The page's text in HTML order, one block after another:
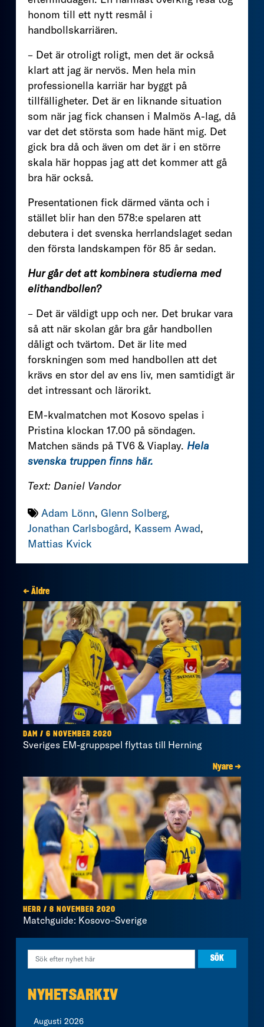
honom till ett nytt resmål i
handbollskarriären.
– Det är otroligt roligt, men det är också
klart att jag är nervös. Men hela min
professionella karriär har byggt på
tillfälligheter. Det är en liknande situation
som när jag fick chansen i Malmös A-lag, då
var det det största som hade hänt mig. Det
gick bra då och även om det är i en större
skala här hoppas jag att det kommer att gå
bra här också.
Presentationen fick därmed vänta och i
stället blir han den 578:e spelaren att
debutera i det svenska herrlandslaget sedan
den första landskampen för 85 år sedan.
Hur går det att kombinera studierna med
elithandbollen?
– Det är väldigt upp och ner. Det brukar vara
så att när skolan går bra går handbollen
dåligt och tvärtom. Det är lite med
forskningen som med handbollen att det
krävs en stor del av ens liv, men samtidigt är
det intressant och lärorikt.
EM-kvalmatchen mot Kosovo spelas i
Pristina klockan 17.00 på söndagen.
Matchen sänds på TV6 & Viaplay. Hela
svenska truppen finns här.
Text: Daniel Vandor
Adam Lönn, Glenn Solberg,
Jonathan Carlsbogård, Kassem Awad,
Mattias Kvick
← Äldre
DAM / 6 NOVEMBER 2020
Sveriges EM-gruppspel flyttas till Herning
Nyare →
HERR / 8 NOVEMBER 2020
Matchguide: Kosovo–Sverige
NYHETSARKIV
Augusti 2026